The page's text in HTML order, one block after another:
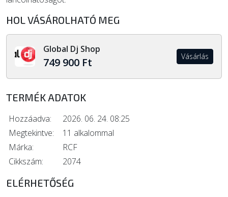
HOL VÁSÁROLHATÓ MEG
Global Dj Shop
749 900 Ft Vásárlás
TERMÉK ADATOK
Hozzáadva:
2026. 06. 24. 08:25
Megtekintve:
11 alkalommal
Márka:
RCF
Cikkszám:
2074
ELÉRHETŐSÉG